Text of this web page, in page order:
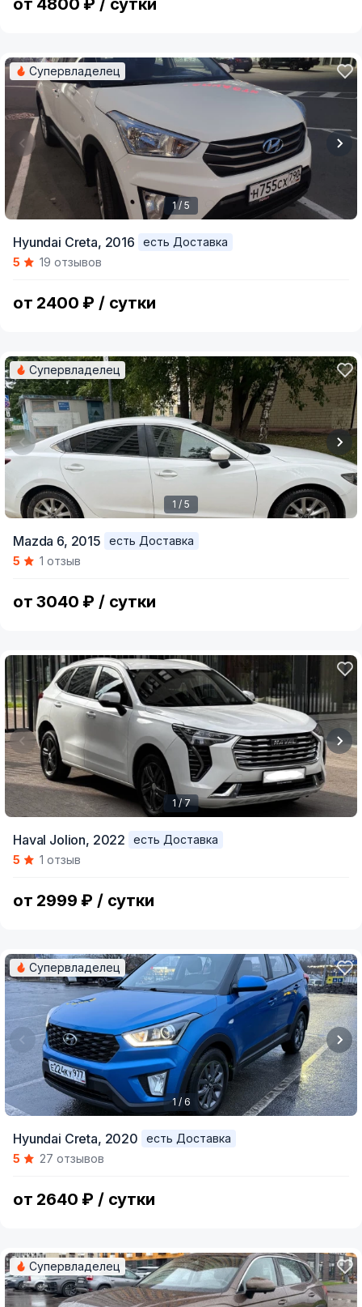
от 4800 ₽ / сутки
of
Супервладелец
1 / 5
Hyundai Creta, 2016
есть Доставка
5
19 отзывов
от 2400 ₽ / сутки
of
Супервладелец
1 / 5
Mazda 6, 2015
есть Доставка
5
1 отзыв
от 3040 ₽ / сутки
of
1 / 7
Haval Jolion, 2022
есть Доставка
5
1 отзыв
от 2999 ₽ / сутки
of
Супервладелец
1 / 6
Hyundai Creta, 2020
есть Доставка
5
27 отзывов
от 2640 ₽ / сутки
Супервладелец